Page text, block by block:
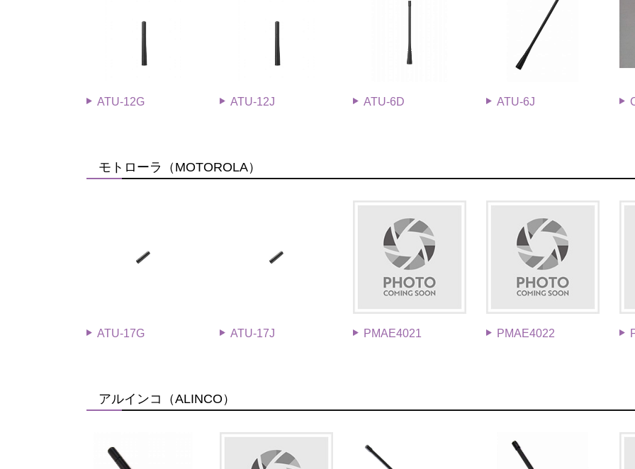
ATU-12G ATU-12J ATU-6D ATU-6J
モトローラ（MOTOROLA）
ATU-17G ATU-17J PMAE4021 PMAE4022
アルインコ（ALINCO）